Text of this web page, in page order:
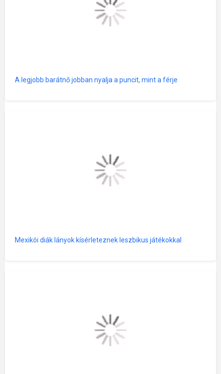
A legjobb barátnő jobban nyalja a puncit, mint a férje
Mexikói diák lányok kísérleteznek leszbikus játékokkal